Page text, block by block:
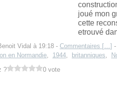
joué mon
cette
etrouvé
Vidal à 19:18 - Commentaires […]
en Normandie, 1944, britanniques,
?
0 vote